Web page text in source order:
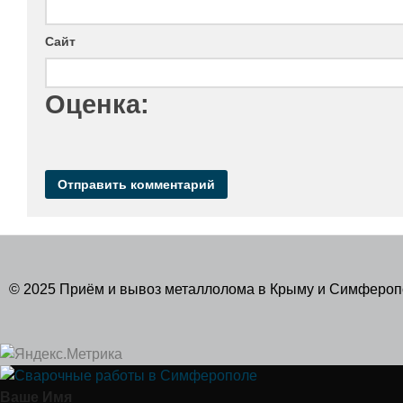
Сайт
Оценка:
© 2025 Приём и вывоз металлолома в Крыму и
Ваше Имя